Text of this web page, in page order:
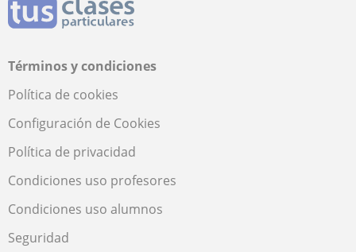
Términos y condiciones
Política de cookies
Configuración de Cookies
Política de privacidad
Condiciones uso profesores
Condiciones uso alumnos
Seguridad